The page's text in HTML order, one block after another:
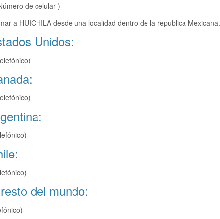
de celular )
a HUICHILA desde una localidad dentro de la republica Mexicana.
Unidos:
del mundo: